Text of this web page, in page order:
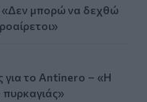
«Δεν μπορώ να δεχθώ
για το Antinero – «Η
πυρκαγιάς»